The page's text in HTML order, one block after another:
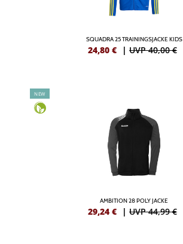
SQUADRA 25 TRAININGSJACKE KIDS
24,80 € | UVP 40,00 €
NEW
AMBITION 28 POLY JACKE
29,24 € | UVP 44,99 €